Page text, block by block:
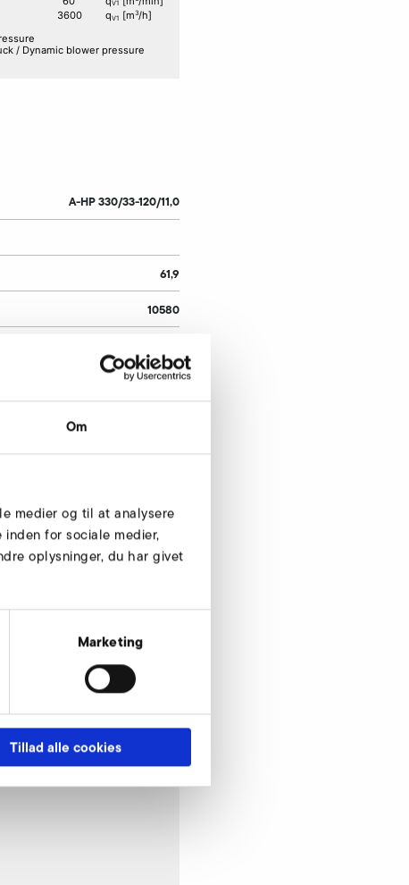
Om
medier og til at analysere
for sociale medier,
oplysninger, du har givet
Marketing
Tillad alle cookies
A-HP 330/33-120/11,0
61,9
10580
120
11,0
51